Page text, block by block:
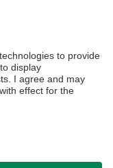
per E-Mail statt.
ist der
Uhr.